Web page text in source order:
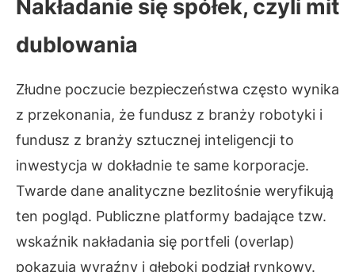
Nakładanie się spółek, czyli mit
dublowania
Złudne poczucie bezpieczeństwa często wynika
z przekonania, że fundusz z branży robotyki i
fundusz z branży sztucznej inteligencji to
inwestycja w dokładnie te same korporacje.
Twarde dane analityczne bezlitośnie weryfikują
ten pogląd. Publiczne platformy badające tzw.
wskaźnik nakładania się portfeli (overlap)
pokazują wyraźny i głęboki podział rynkowy.